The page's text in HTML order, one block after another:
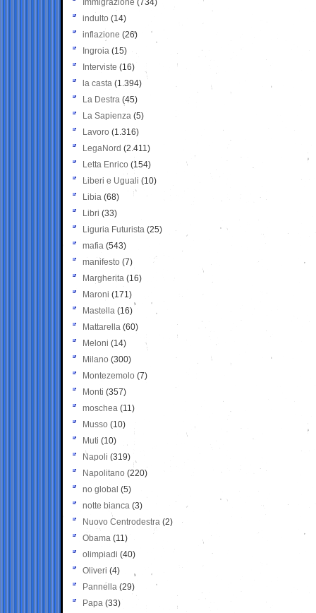
Immigrazione (734)
indulto (14)
inflazione (26)
Ingroia (15)
Interviste (16)
la casta (1.394)
La Destra (45)
La Sapienza (5)
Lavoro (1.316)
LegaNord (2.411)
Letta Enrico (154)
Liberi e Uguali (10)
Libia (68)
Libri (33)
Liguria Futurista (25)
mafia (543)
manifesto (7)
Margherita (16)
Maroni (171)
Mastella (16)
Mattarella (60)
Meloni (14)
Milano (300)
Montezemolo (7)
Monti (357)
moschea (11)
Musso (10)
Muti (10)
Napoli (319)
Napolitano (220)
no global (5)
notte bianca (3)
Nuovo Centrodestra (2)
Obama (11)
olimpiadi (40)
Oliveri (4)
Pannella (29)
Papa (33)